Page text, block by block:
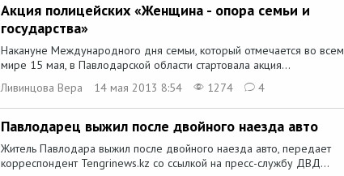
Акция полицейских «Женщина - опора семьи и
государства»
Накануне Международного дня семьи, который отмечается во всем
мире 15 мая, в Павлодарской области стартовала акция...
Ливинцова Вера
14 мая 2013 8:54 1274 4
Павлодарец выжил после двойного наезда авто
Житель Павлодара выжил после двойного наезда авто, передает
корреспондент Tengrinews.kz со ссылкой на пресс-службу ДВД...